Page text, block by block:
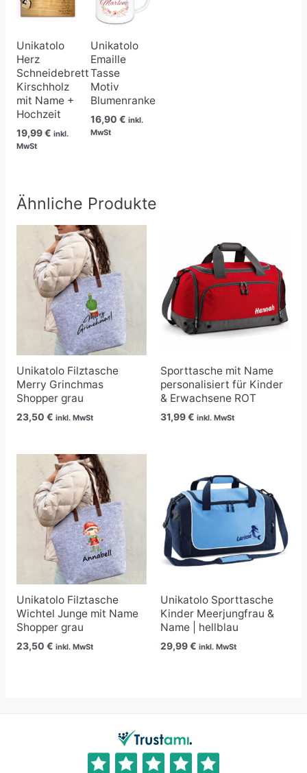
Unikatolo
Herz
Schneidebrett
Kirschholz
mit Name +
Hochzeit
19,99€ inkl.
MwSt
Unikatolo
Emaille
Tasse
Motiv
Blumenranke
16,90€ inkl.
MwSt
Ähnliche Produkte
Unikatolo Filztasche
Merry Grinchmas
Shopper grau
23,50 € inkl. MwSt
Sporttasche mit Name
personalisiert für Kinder
& Erwachsene ROT
31,99€ inkl. MwSt
Unikatolo Filztasche
Wichtel Junge mit Name
Shopper grau
23,50 € inkl. MwSt
Unikatolo Sporttasche
Kinder Meerjungfrau &
Name | hellblau
29,99€ inkl. MwSt